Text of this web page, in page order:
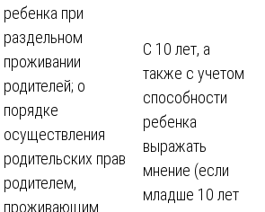
ребенка при
раздельном
проживании
родителей; о
порядке
осуществления
родительских прав
родителем,
проживающим
С 10 лет, а
также с учетом
способности
ребенка
выражать
мнение (если
младше 10 лет